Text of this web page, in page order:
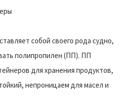
собой своего рода судно,
полипропилен (ПП). ПП
для хранения продуктов,
непроницаем для масел и